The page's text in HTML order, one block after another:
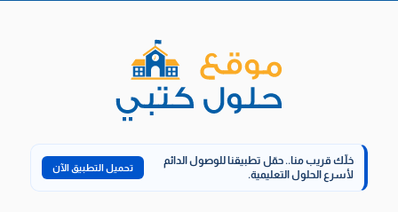
خلّك قريب منا.. حمّل تطبيقنا للوصول الدائم
لأسرع الحلول التعليمية.
تحميل التطبيق الآن